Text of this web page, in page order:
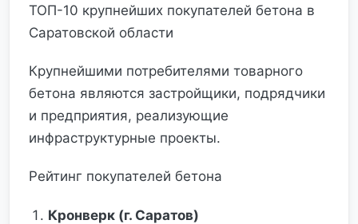
ТОП-10 крупнейших покупателей бетона в
Саратовской области
Крупнейшими потребителями товарного
бетона являются застройщики, подрядчики
и предприятия, реализующие
инфраструктурные проекты.
Рейтинг покупателей бетона
Кронверк (г. Саратов)